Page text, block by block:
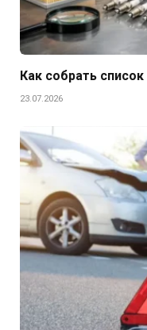
Как собрать
23.07.2026